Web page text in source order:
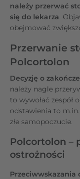
należy przerwać
się do lekarza.
obejmować
Przerwanie
Polcortolon
Decyzję o
należy nagle
to wywołać zespół
odstawienia to
złe samopoczucie.
Polcortolon –
ostrożności
Przeciwwskazania